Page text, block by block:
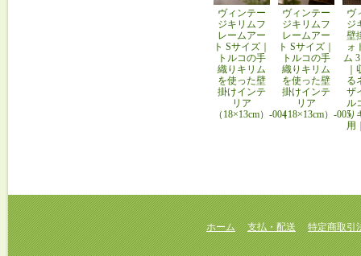
ヴィンテー
ジキリムフ
レームアー
ト Sサイズ｜
トルコの手
織りキリム
を使った壁
掛けインテ
リア
（18×13cm）-004
ヴィンテー
ジキリムフ
レームアー
ト Sサイズ｜
トルコの手
織りキリム
を使った壁
掛けインテ
リア
（18×13cm）-005
ヴ
ジ
壁
ォ
ム
る
ザ
ル
り
用
ホーム 支払・配送 特定商取引